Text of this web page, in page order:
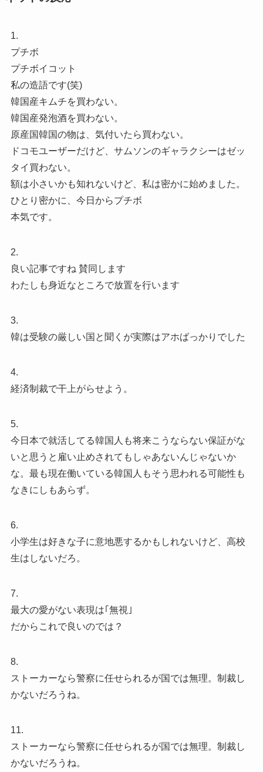
1.
プチボ
プチボイコット
私の造語です(笑)
韓国産キムチを買わない。
韓国産発泡酒を買わない。
原産国韓国の物は、気付いたら買わない。
ドコモユーザーだけど、サムソンのギャラクシーはゼッ
タイ買わない。
額は小さいかも知れないけど、私は密かに始めました。
ひとり密かに、今日からプチボ
本気です。
2.
良い記事ですね 賛同します
わたしも身近なところで放置を行います
3.
韓は受験の厳しい国と聞くが実際はアホばっかりでした
4.
経済制裁で干上がらせよう。
5.
今日本で就活してる韓国人も将来こうならない保証がな
いと思うと雇い止めされてもしゃあないんじゃないか
な。最も現在働いている韓国人もそう思われる可能性も
なきにしもあらず。
6.
小学生は好きな子に意地悪するかもしれないけど、高校
生はしないだろ。
7.
最大の愛がない表現は｢無視｣
だからこれで良いのでは？
8.
ストーカーなら警察に任せられるが国では無理。制裁し
かないだろうね。
11.
ストーカーなら警察に任せられるが国では無理。制裁し
かないだろうね。